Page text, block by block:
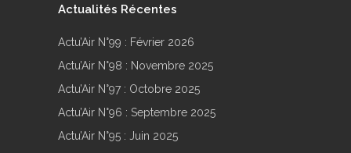
Actualités Récentes
Actu’Air N°99 : Février 2026
Actu’Air N°98 : Novembre 2025
Actu’Air N°97 : Octobre 2025
Actu’Air N°96 : Septembre 2025
Actu’Air N°95 : Juin 2025